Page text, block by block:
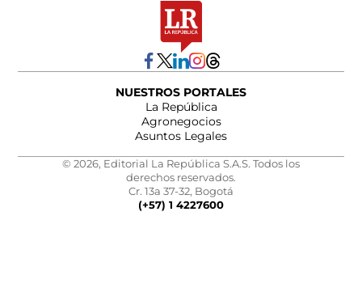
NUESTROS PORTALES
La República
Agronegocios
Asuntos Legales
© 2026, Editorial La República S.A.S. Todos los
derechos reservados.
Cr. 13a 37-32, Bogotá
(+57) 1 4227600